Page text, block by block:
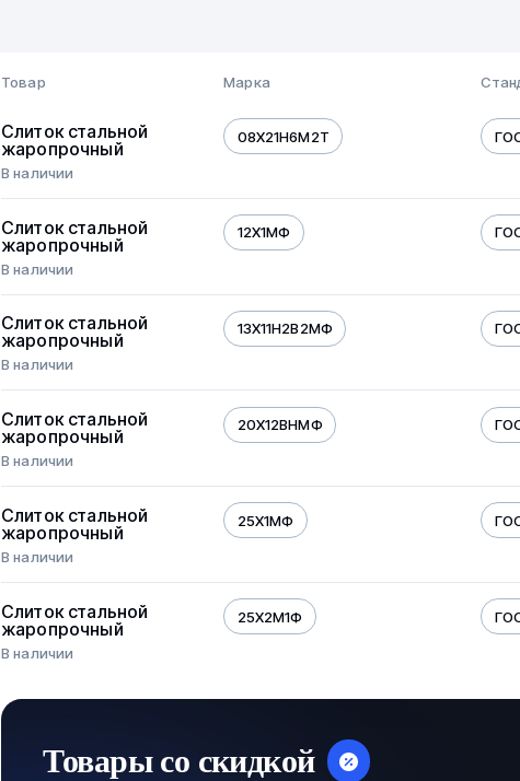
Товар Марка
Слиток стальной
жаропрочный
В наличии
08Х21Н6М2Т
Слиток стальной
жаропрочный
В наличии
12Х1МФ
Слиток стальной
жаропрочный
В наличии
13Х11Н2В2МФ
Слиток стальной
жаропрочный
В наличии
20Х12ВНМФ
Слиток стальной
жаропрочный
В наличии
25Х1МФ
Слиток стальной
жаропрочный
В наличии
25Х2М1Ф
Товары со скидкой